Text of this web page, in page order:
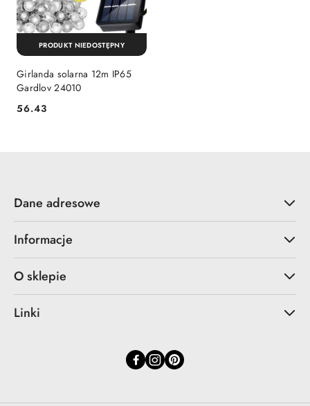
Girlanda solarna 12m IP65
Gardlov 24010
Cena:
56.43
PRODUKT NIEDOSTĘPNY
Dane adresowe
Informacje
O sklepie
Linki